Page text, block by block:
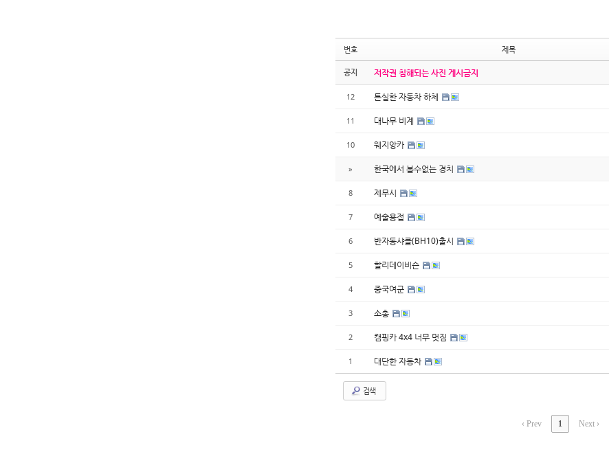
번호 제목
공지 저작권 침해되는 사진 게시금지
12 튼실한 자동차 하체
11 대나무 비계
10 웨지앙카
» 한국에서 볼수없는 경치
8 제무시
7 예술용접
6 반자동샤클(BH10)출시
5 할리데이비슨
4 중국여군
3 소총
2 캠핑카 4x4 너무 멋짐
1 대단한 자동차
검색
‹ Prev 1 Next ›